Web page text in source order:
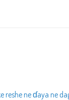
ne ɗaya ne